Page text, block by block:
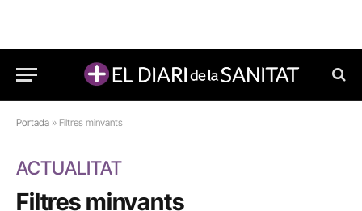
Portada » Filtres minvants
ACTUALITAT
Filtres minvants